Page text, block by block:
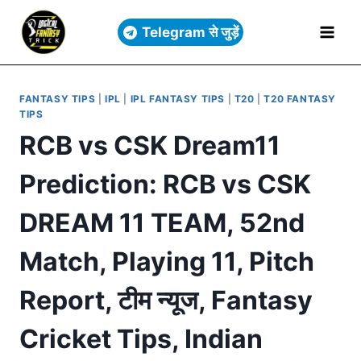
Telegram से जुड़ें
FANTASY TIPS IPL IPL FANTASY TIPS T20 |T20 FANTASY
TIPS
RCB vs CSK Dream11
Prediction: RCB vs CSK
DREAM 11 TEAM, 52nd
Match, Playing 11, Pitch
Report, टीम न्यूज, Fantasy
Cricket Tips, Indian